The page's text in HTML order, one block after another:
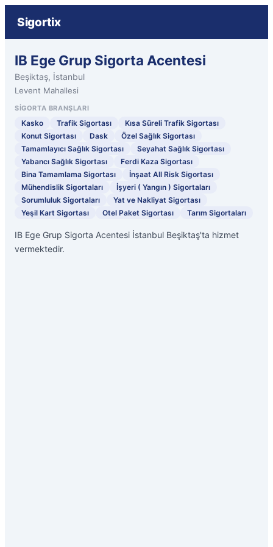
Sigortix
IB Ege Grup Sigorta Acentesi
Beşiktaş, İstanbul
Levent Mahallesi
SIGORTA BRANŞLARI
Kasko Trafik Sigortası
Kısa Süreli Trafik Sigortası
Konut Sigortası
Dask
Özel Sağlık Sigortası
Tamamlayıcı Sağlık Sigortası
Seyahat Sağlık Sigortası
Yabancı Sağlık Sigortası
Ferdi Kaza Sigortası
Bina Tamamlama Sigortası
İnşaat All Risk Sigortası
Mühendislik Sigortaları
İşyeri ( Yangın ) Sigortaları
Sorumluluk Sigortaları
Yat ve Nakliyat Sigortası
Yeşil Kart Sigortası
Otel Paket Sigortası Tarım Sigortaları
IB Ege Grup Sigorta Acentesi İstanbul Beşiktaş'ta hizmet
vermektedir.